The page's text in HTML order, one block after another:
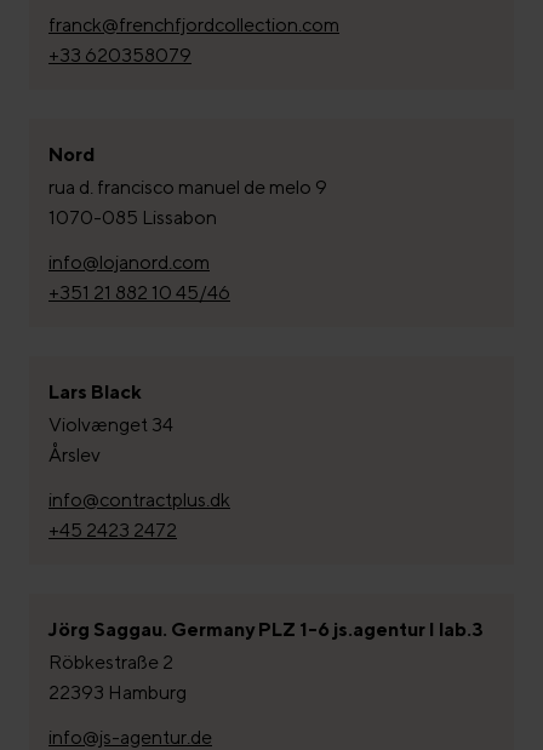
franck@frenchfjordcollection.com
+33 620358079
Nord
rua d. francisco manuel de melo 9
1070-085 Lissabon
info@lojanord.com
+351 21 882 10 45/46
Lars Black
Violvænget 34
Årslev
info@contractplus.dk
+45 2423 2472
Jörg Saggau. Germany PLZ 1-6 js.agentur I lab.3
Röbkestraße 2
22393 Hamburg
info@js-agentur.de